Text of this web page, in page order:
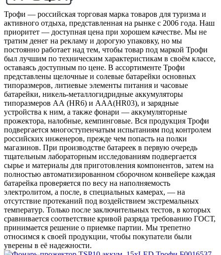
Трофи — российская торговая марка товаров для туризма и
активного отдыха, представленная на рынке с 2006 года. Наш
приоритет — доступная цена при хорошем качестве. Мы не
тратим денег на рекламу и дорогую упаковку, но мы
постоянно работает над тем, чтобы товар под маркой Трофи
был лучшим по техническим характеристикам в своём классе,
оставаясь доступным по цене. В ассортименте Трофи
представлены щелочные и солевые батарейки основных
типоразмеров, литиевые элементы питания и часовые
батарейки, никель-металлогидридные аккумуляторы
типоразмеров АА (HR6) и AAA(HR03), и зарядные
устройства к ним, а также фонари — аккумуляторные
прожектора, налобные, кемпинговые. Вся продукция Трофи
подвергается многоступенчатым испытаниям под контролем
российских инженеров, прежде чем попасть на полки
магазинов. При производстве батареек в первую очередь
тщательным лабораторным исследованиям подвергается
сырье и материалы для приготовления компонентов, затем на
полностью автоматизированном сборочном конвейере каждая
батарейка проверяется по весу на наполняемость
электролитом, а после, в специальных камерах, — на
отсутствие протеканий под воздействием экстремальных
температур. Только после заключительных тестов, в которых
сравнивается соответствие кривой разряда требованию ГОСТ,
принимается решение о приемке партии. Мы трепетно
относимся к своей продукции, чтобы покупатели были
уверены в её надежности.